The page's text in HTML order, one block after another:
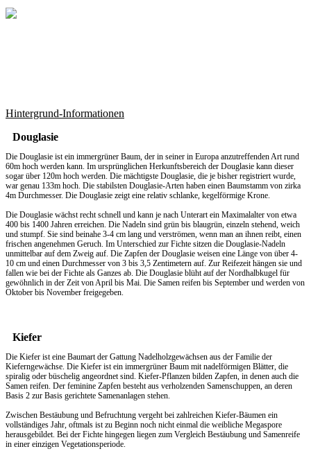
Hintergrund-Informationen
Douglasie
Die Douglasie ist ein immergrüner Baum, der in seiner in Europa anzutreffenden Art rund
60m hoch werden kann. Im ursprünglichen Herkunftsbereich der Douglasie kann dieser
sogar über 120m hoch werden. Die mächtigste Douglasie, die je bisher registriert wurde,
war genau 133m hoch. Die stabilsten Douglasie-Arten haben einen Baumstamm von zirka
4m Durchmesser. Die Douglasie zeigt eine relativ schlanke, kegelförmige Krone.
Die Douglasie wächst recht schnell und kann je nach Unterart ein Maximalalter von etwa
400 bis 1400 Jahren erreichen. Die Nadeln sind grün bis blaugrün, einzeln stehend, weich
und stumpf. Sie sind beinahe 3-4 cm lang und verströmen, wenn man an ihnen reibt, einen
frischen angenehmen Geruch. Im Unterschied zur Fichte sitzen die Douglasie-Nadeln
unmittelbar auf dem Zweig auf. Die Zapfen der Douglasie weisen eine Länge von über 4-
10 cm und einen Durchmesser von 3 bis 3,5 Zentimetern auf. Zur Reifezeit hängen sie und
fallen wie bei der Fichte als Ganzes ab. Die Douglasie blüht auf der Nordhalbkugel für
gewöhnlich in der Zeit von April bis Mai. Die Samen reifen bis September und werden von
Oktober bis November freigegeben.
Kiefer
Die Kiefer ist eine Baumart der Gattung Nadelholzgewächsen aus der Familie der
Kieferngewächse. Die Kiefer ist ein immergrüner Baum mit nadelförmigen Blätter, die
spiralig oder büschelig angeordnet sind. Kiefer-Pflanzen bilden Zapfen, in denen auch die
Samen reifen. Der feminine Zapfen besteht aus verholzenden Samenschuppen, an deren
Basis 2 zur Basis gerichtete Samenanlagen stehen.
Zwischen Bestäubung und Befruchtung vergeht bei zahlreichen Kiefer-Bäumen ein
vollständiges Jahr, oftmals ist zu Beginn noch nicht einmal die weibliche Megaspore
herausgebildet. Bei der Fichte hingegen liegen zum Vergleich Bestäubung und Samenreife
in einer einzigen Vegetationsperiode.